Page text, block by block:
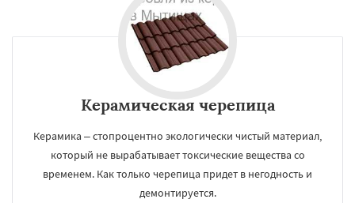
Керамическая черепица
Керамика – стопроцентно экологически чистый материал,
который не вырабатывает токсические вещества со
временем. Как только черепица придет в негодность и
демонтируется.